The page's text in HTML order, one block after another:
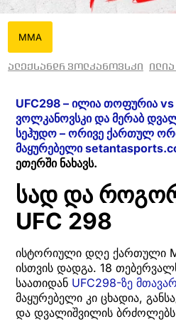
MMA
ალექსანდრ ვოლკანოვსკი
UFC298 – ილია თოფურია
ვოლკანოვსკი და მერაბ
სეჰუდო – ორივე ქართულ
მაყურებელი
ეთერში ნახავს.
სად და
UFC 298
ისტორიული დღე ქართული
ისთვის დადგა. 18
საათიდან UFC298-ზე
მაყურებელი კი ცხადია,
და დვალიშვილის